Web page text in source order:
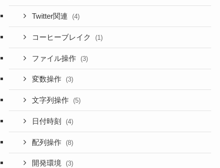
Twitter関連 (4)
コーヒーブレイク (1)
ファイル操作 (3)
変数操作 (3)
文字列操作 (5)
日付時刻 (4)
配列操作 (8)
開発環境 (3)